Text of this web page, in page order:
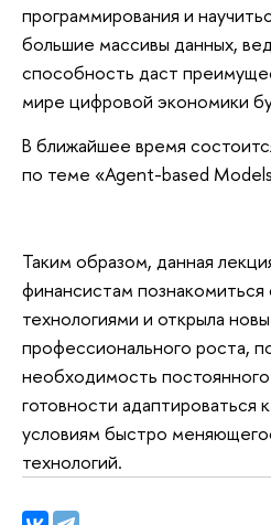
программирования и
большие массивы данных,
способность даст
мире цифровой экономики
В ближайшее время
по теме «Agent-based
Таким образом, данная
финансистам
технологиями и открыла
профессионального роста,
необходимость
готовности адаптироваться
условиям быстро
технологий.